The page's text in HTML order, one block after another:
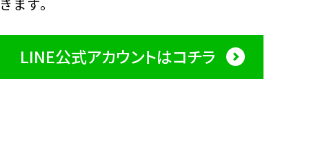
きます。
LINE公式アカウントはコチラ